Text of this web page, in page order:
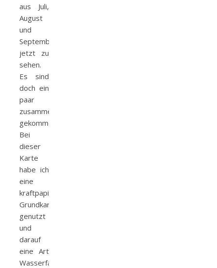
aus Juli,
August
und
September
jetzt zu
sehen.
Es sind
doch ein
paar
zusammen
gekommen.
Bei
dieser
Karte
habe ich
eine
kraftpapierfarbene
Grundkarte
genutzt
und
darauf
eine Art
Wasserfarben